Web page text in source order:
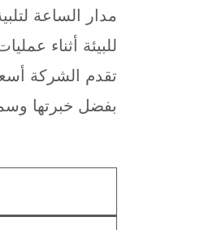
مدار الساعة
للبيئة أثناء
تقدم الشركة
بفضل خبرتها